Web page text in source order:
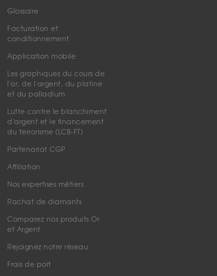
Glossaire
Facturation et
conditionnement
Application mobile
Les graphiques du cours de
l'or, de l'argent, du platine
et du palladium
Lutte contre le blanchiment
d'argent et le financement
du terrorisme (LCB-FT)
Partenariat CGP
Affiliation
Nos expertises métiers
Rachat de diamants
Comparez nos produits Or
et Argent
Rejoignez notre réseau
Frais de port